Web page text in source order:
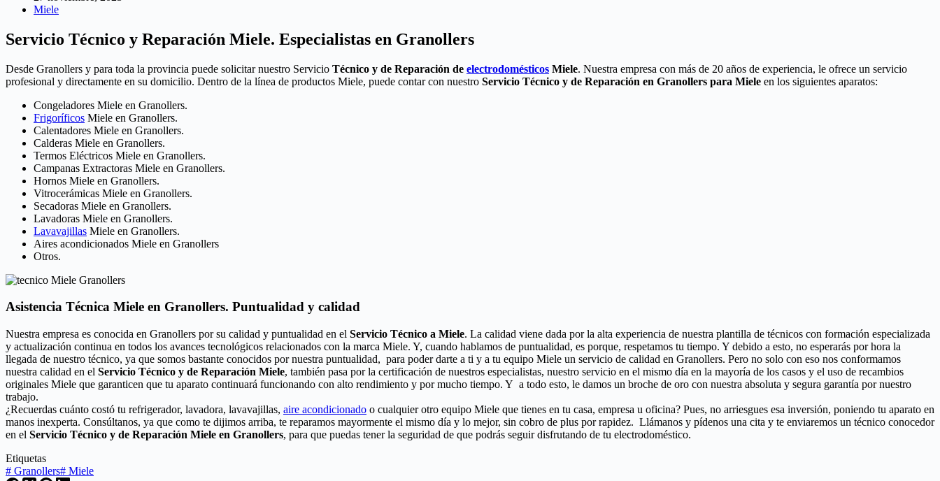
Miele
Servicio Técnico y Reparación Miele. Especialistas en Granollers
Desde Granollers y para toda la provincia puede solicitar nuestro Servicio Técnico y de Reparación de electrodomésticos Miele. Nuestra empresa con más de 20 años de experiencia, le ofrece un servicio
profesional y directamente en su domicilio. Dentro de la línea de productos Miele, puede contar con nuestro Servicio Técnico y de Reparación en Granollers para Miele en los siguientes aparatos:
Congeladores Miele en Granollers.
Frigoríficos Miele en Granollers.
Calentadores Miele en Granollers.
Calderas Miele en Granollers.
Termos Eléctricos Miele en Granollers.
Campanas Extractoras Miele en Granollers.
Hornos Miele en Granollers.
Vitrocerámicas Miele en Granollers.
Secadoras Miele en Granollers.
Lavadoras Miele en Granollers.
Lavavajillas Miele en Granollers.
Aires acondicionados Miele en Granollers
Otros.
Asistencia Técnica Miele en Granollers. Puntualidad y calidad
Nuestra empresa es conocida en Granollers por su calidad y puntualidad en el Servicio Técnico a Miele. La calidad viene dada por la alta experiencia de nuestra plantilla de técnicos con formación especializada
y actualización continua en todos los avances tecnológicos relacionados con la marca Miele. Y, cuando hablamos de puntualidad, es porque, respetamos tu tiempo. Y debido a esto, no esperarás por hora la
llegada de nuestro técnico, ya que somos bastante conocidos por nuestra puntualidad, para poder darte a ti y a tu equipo Miele un servicio de calidad en Granollers. Pero no solo con eso nos conformamos
nuestra calidad en el Servicio Técnico y de Reparación Miele, también pasa por la certificación de nuestros especialistas, nuestro servicio en el mismo día en la mayoría de los casos y el uso de recambios
originales Miele que garanticen que tu aparato continuará funcionando con alto rendimiento y por mucho tiempo. Y a todo esto, le damos un broche de oro con nuestra absoluta y segura garantía por nuestro
trabajo.
¿Recuerdas cuánto costó tu refrigerador, lavadora, lavavajillas, aire acondicionado o cualquier otro equipo Miele que tienes en tu casa, empresa u oficina? Pues, no arriesgues esa inversión, poniendo tu aparato en
manos inexperta. Consúltanos, ya que como te dijimos arriba, te reparamos mayormente el mismo día y lo mejor, sin cobro de plus por rapidez. Llámanos y pídenos una cita y te enviaremos un técnico conocedor
en el Servicio Técnico y de Reparación Miele en Granollers, para que puedas tener la seguridad de que podrás seguir disfrutando de tu electrodoméstico.
Etiquetas
# Granollers# Miele